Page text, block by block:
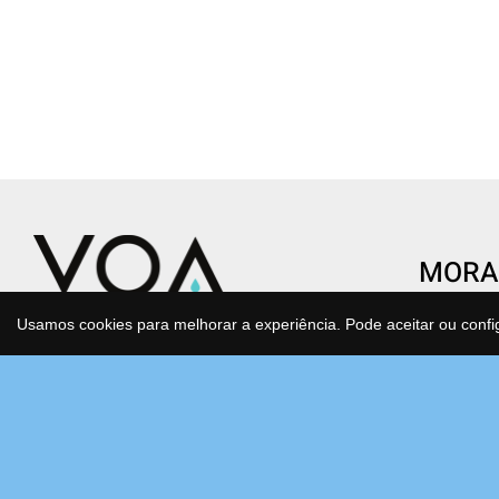
Transforme o gesto de beber água
Usamos cookies para melhorar a experiência. Pode aceitar ou